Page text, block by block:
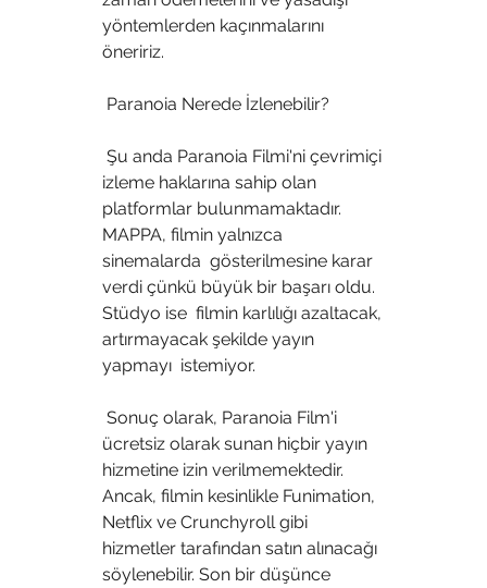
yöntemlerden kaçınmalarını
öneririz.
Paranoia Nerede İzlenebilir?
izleme haklarına sahip olan
platformlar bulunmamaktadır.
MAPPA, filmin yalnızca
sinemalarda  gösterilmesine karar
verdi çünkü büyük bir başarı oldu.
Stüdyo ise  filmin karlılığı azaltacak,
artırmayacak şekilde yayın
yapmayı  istemiyor.
ücretsiz olarak sunan hiçbir yayın
hizmetine izin verilmemektedir.
Ancak, filmin kesinlikle Funimation,
Netflix ve Crunchyroll gibi
hizmetler tarafından satın alınacağı
söylenebilir. Son bir düşünce